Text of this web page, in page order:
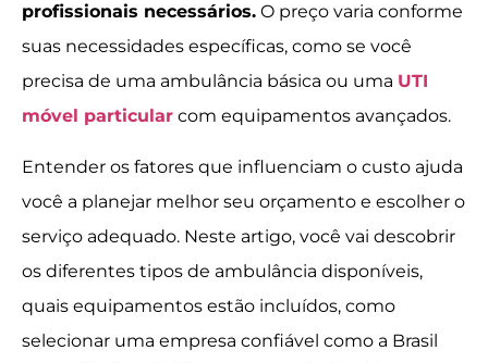
profissionais necessários. O preço varia conforme
suas necessidades específicas, como se você
precisa de uma ambulância básica ou uma UTI
móvel particular com equipamentos avançados.
Entender os fatores que influenciam o custo ajuda
você a planejar melhor seu orçamento e escolher o
serviço adequado. Neste artigo, você vai descobrir
os diferentes tipos de ambulância disponíveis,
quais equipamentos estão incluídos, como
selecionar uma empresa confiável como a Brasil